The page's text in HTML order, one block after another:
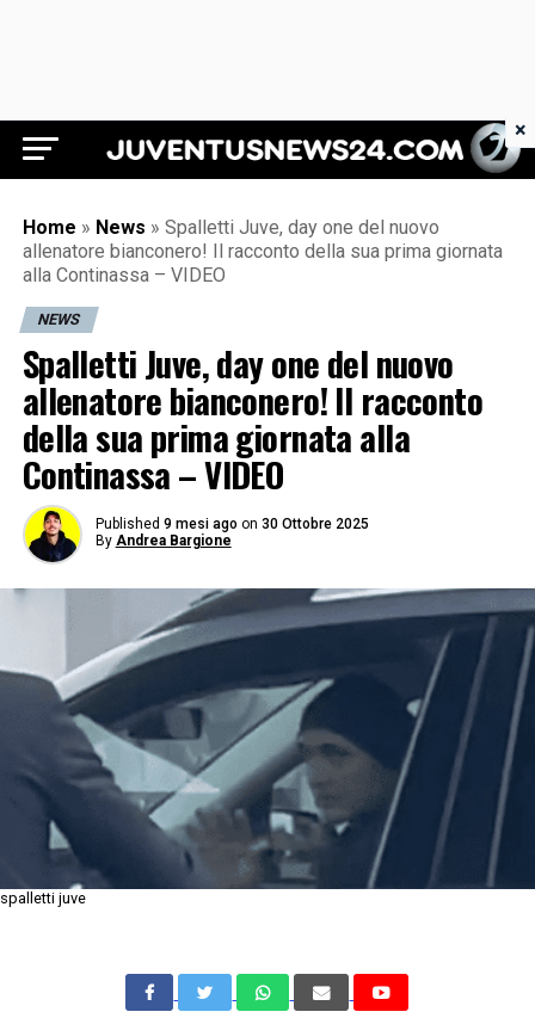
Juventus News 24
Home » News » Spalletti Juve, day one del nuovo
allenatore bianconero! Il racconto della sua prima giornata
alla Continassa – VIDEO
NEWS
Spalletti Juve, day one del nuovo
allenatore bianconero! Il racconto
della sua prima giornata alla
Continassa – VIDEO
Published 9 mesi ago on 30 Ottobre 2025
By Andrea Bargione
spalletti juve
×